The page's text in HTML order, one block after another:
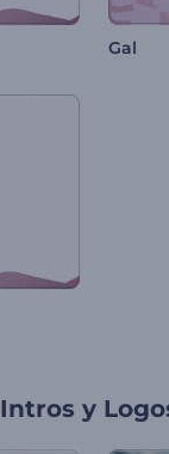
Gal
Intros y